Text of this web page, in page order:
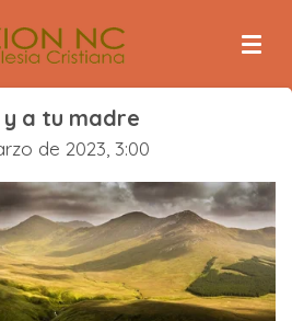
a tu madre
de 2023, 3:00